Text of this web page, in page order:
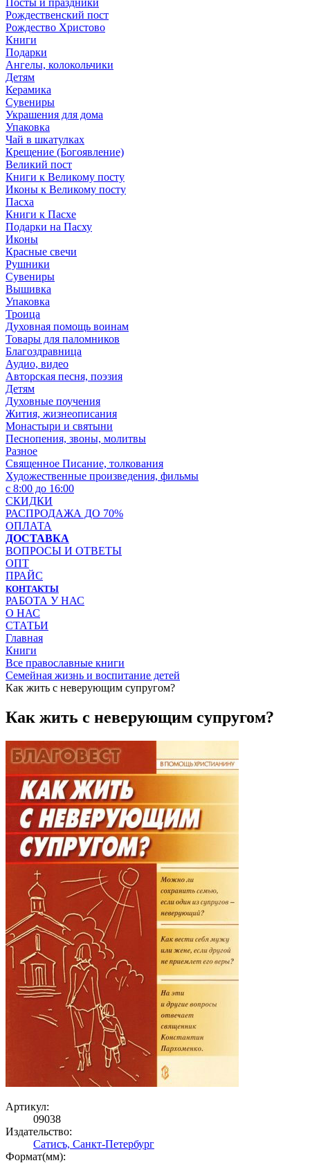
Посты и праздники
Рождественский пост
Рождество Христово
Книги
Подарки
Ангелы, колокольчики
Детям
Керамика
Сувениры
Украшения для дома
Упаковка
Чай в шкатулках
Крещение (Богоявление)
Великий пост
Книги к Великому посту
Иконы к Великому посту
Пасха
Книги к Пасхе
Подарки на Пасху
Иконы
Красные свечи
Рушники
Сувениры
Вышивка
Упаковка
Троица
Духовная помощь воинам
Товары для паломников
Благоздравница
Аудио, видео
Авторская песня, поэзия
Детям
Духовные поучения
Жития, жизнеописания
Монастыри и святыни
Песнопения, звоны, молитвы
Разное
Священное Писание, толкования
Художественные произведения, фильмы
с 8:00 до 16:00
СКИДКИ
РАСПРОДАЖА ДО 70%
ОПЛАТА
ДОСТАВКА
ВОПРОСЫ И ОТВЕТЫ
ОПТ
ПРАЙС
КОНТАКТЫ
РАБОТА У НАС
О НАС
СТАТЬИ
Главная
Книги
Все православные книги
Семейная жизнь и воспитание детей
Как жить с неверующим супругом?
Как жить с неверующим супругом?
Артикул:
09038
Издательство:
Сатисъ, Санкт-Петербург
Формат(мм):